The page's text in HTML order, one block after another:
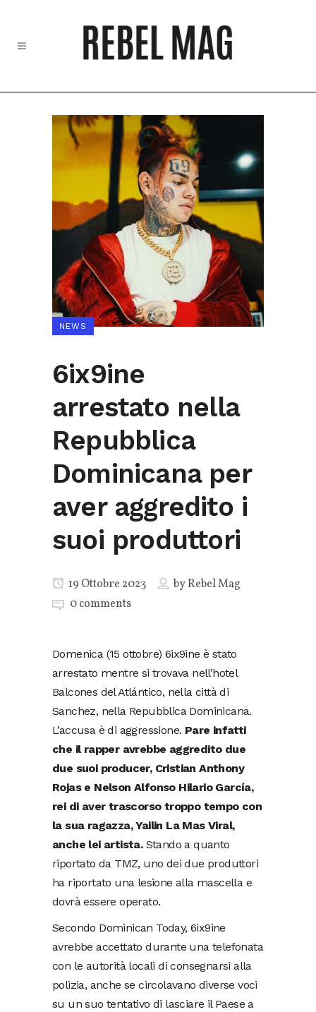
NEWS
6ix9ine
arrestato nella
Repubblica
Dominicana per
aver aggredito i
suoi produttori
19 Ottobre 2023 byRebel Mag
0 comments
Domenica (15 ottobre) 6ix9ine è stato
arrestato mentre si trovava nell’hotel
Balcones del Atlántico, nella città di
Sanchez, nella Repubblica Dominicana.
L’accusa è di aggressione. Pare infatti
che il rapper avrebbe aggredito due
due suoi producer, Cristian Anthony
Rojas e Nelson Alfonso Hilario García,
rei di aver trascorso troppo tempo con
la sua ragazza, Yailin La Mas Viral,
anche lei artista.Stando a quanto
riportato da TMZ, uno dei due produttori
ha riportato una lesione alla mascella e
dovrà essere operato.
Secondo Dominican Today, 6ix9ine
avrebbe accettato durante una telefonata
con le autorità locali di consegnarsi alla
polizia, anche se circolavano diverse voci
su un suo tentativo di lasciare il Paese a